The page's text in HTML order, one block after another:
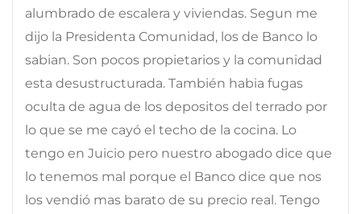
alumbrado de escalera y viviendas. Segun me
dijo la Presidenta Comunidad, los de Banco lo
sabian. Son pocos propietarios y la comunidad
esta desustructurada. También habia fugas
oculta de agua de los depositos del terrado por
lo que se me cayó el techo de la cocina. Lo
tengo en Juicio pero nuestro abogado dice que
lo tenemos mal porque el Banco dice que nos
los vendió mas barato de su precio real. Tengo